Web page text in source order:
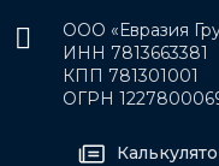
ООО «Евразия
ИНН 7813663381
КПП 781301001
ОГРН